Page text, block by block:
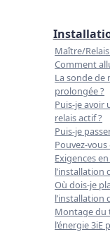
Maître/
Comment
La sonde de
prolongée ?
Puis-je
relais actif ?
Puis-je
Pouvez-
Exigences
l’installation
Où dois-je
l’installation
Montage du
l’énergie